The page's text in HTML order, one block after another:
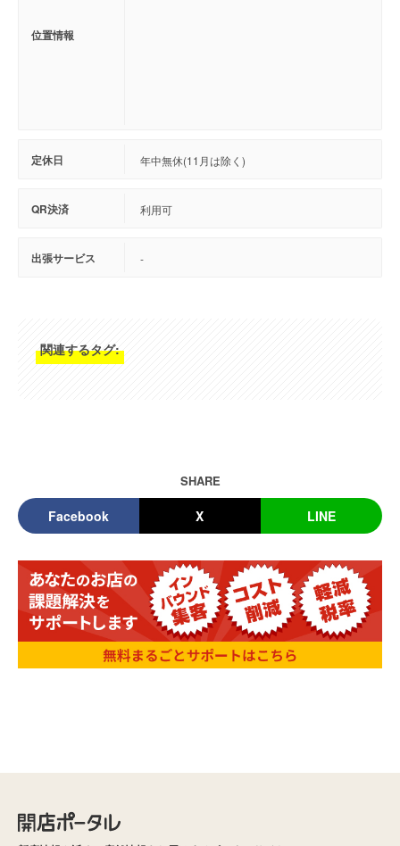
位置情報
定休日 年中無休(11月は除く)
QR決済 利用可
出張サービス -
関連するタグ:
SHARE
Facebook X LINE